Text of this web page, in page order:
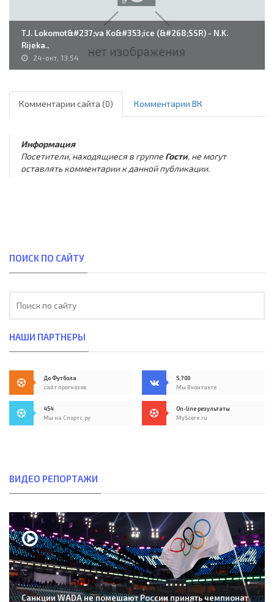
T.J. Lokomot&#237;va Ko&#353;ice (&#268;SSR) - N.K.
Rijeka..
24-окт, 13:54
Комментарии сайта (0) Комментарии ВК
Информация
Посетители, находящиеся в группе Гости, не могут
оставлять комментарии к данной публикации.
ПОИСК ПО САЙТУ
НАШИ ПАРТНЕРЫ
До Футбола
сайт прогнозов
5,700
Мы Вконтакте
454
Мы на Спортс.ру
On-line результаты
MyScore.ru
ВИДЕО РЕПОРТАЖИ
Санкции WADA не помешают России принять чемпионат